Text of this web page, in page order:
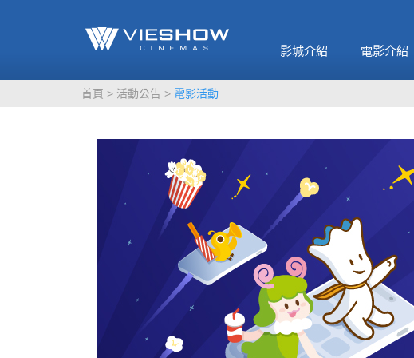
影城介紹 電影介紹
MORE
MORE
首頁 活動公告 電影活動